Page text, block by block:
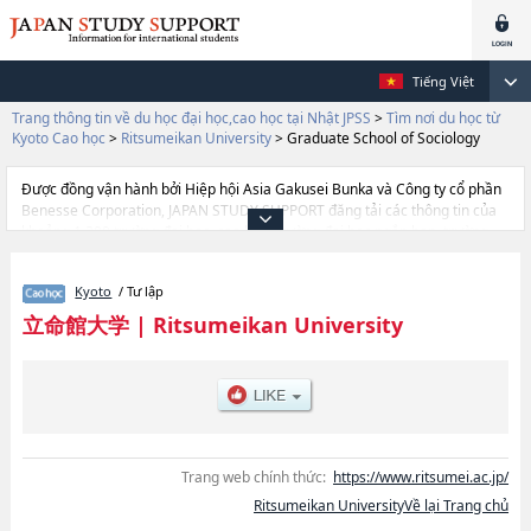
Tiếng Việt
Trang thông tin về du học đại học,cao học tại Nhật JPSS > Tìm nơi du học từ
Kyoto Cao học > Ritsumeikan University> Graduate School of Sociology
Được đồng vận hành bởi Hiệp hội Asia Gakusei Bunka và Công ty cổ phần
Benesse Corporation, JAPAN STUDY SUPPORT đăng tải các thông tin của
khoảng 1.300 trường đại học, cao học, trường đại học ngắn hạn, trường
tin cần thiết dành cho du học sinh, như là về các Graduate School of
LawhoặcGraduate School of EconomicshoặcBusiness
AdministrationhoặcGraduate School of SociologyhoặcGraduate School of
School of International RelationshoặcGraduate School of Policy
sciencehoặcGraduate School of Human SciencehoặcGraduate shcool of
of Technology Management hoặcGraduate school of
ManagementhoặcImage ArtshoặcSport and Health
SciencehoặcInformation Science & EngineeringhoặcGraduate School of
Kyoto / Tư lập
立命館大学| Ritsumeikan University
Trang web chính thức: https://www.ritsumei.ac.jp/
Ritsumeikan UniversityVề lại Trang chủ